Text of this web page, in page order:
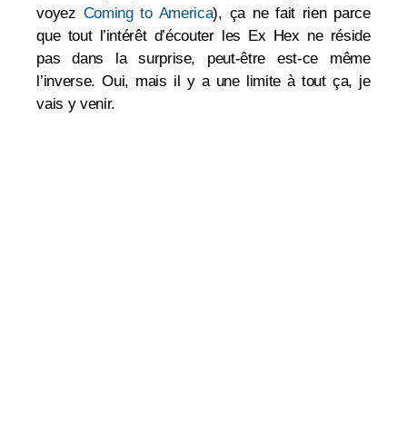
voyez Coming to America), ça ne fait rien parce
que tout l’intérêt d’écouter les Ex Hex ne réside
pas dans la surprise, peut-être est-ce même
l’inverse. Oui, mais il y a une limite à tout ça, je
vais y venir.